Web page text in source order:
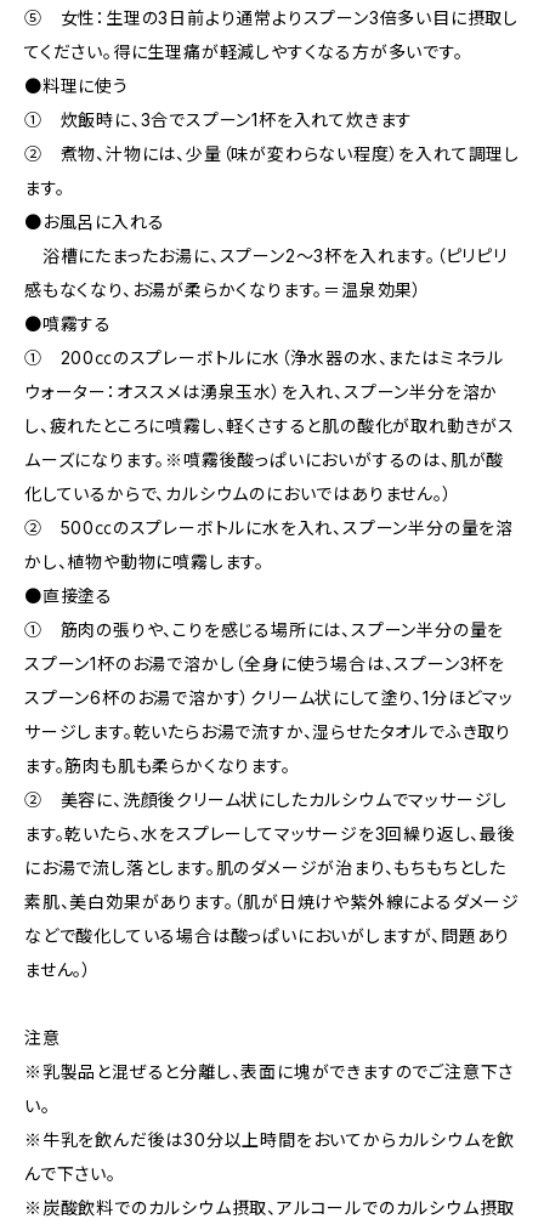
⑤ 女性：生理の3日前より通常よりスプーン3倍多い目に摂取し
てください。得に生理痛が軽減しやすくなる方が多いです。
●料理に使う
① 炊飯時に、3合でスプーン1杯を入れて炊きます
② 煮物、汁物には、少量（味が変わらない程度）を入れて調理し
ます。
●お風呂に入れる
浴槽にたまったお湯に、スプーン2〜3杯を入れます。（ピリピリ
感もなくなり、お湯が柔らかくなります。＝温泉効果）
●噴霧する
① 200㏄のスプレーボトルに水（浄水器の水、またはミネラル
ウォーター：オススメは湧泉玉水）を入れ、スプーン半分を溶か
し、疲れたところに噴霧し、軽くさすると肌の酸化が取れ動きがス
ムーズになります。※噴霧後酸っぱいにおいがするのは、肌が酸
化しているからで、カルシウムのにおいではありません。）
② 500㏄のスプレーボトルに水を入れ、スプーン半分の量を溶
かし、植物や動物に噴霧します。
●直接塗る
① 筋肉の張りや、こりを感じる場所には、スプーン半分の量を
スプーン1杯のお湯で溶かし（全身に使う場合は、スプーン3杯を
スプーン6杯のお湯で溶かす）クリーム状にして塗り、1分ほどマッ
サージします。乾いたらお湯で流すか、湿らせたタオルでふき取り
ます。筋肉も肌も柔らかくなります。
② 美容に、洗顔後クリーム状にしたカルシウムでマッサージし
ます。乾いたら、水をスプレーしてマッサージを3回繰り返し、最後
にお湯で流し落とします。肌のダメージが治まり、もちもちとした
素肌、美白効果があります。（肌が日焼けや紫外線によるダメージ
などで酸化している場合は酸っぱいにおいがしますが、問題あり
ません。）
注意
※乳製品と混ぜると分離し、表面に塊ができますのでご注意下さ
い。
※牛乳を飲んだ後は30分以上時間をおいてからカルシウムを飲
んで下さい。
※炭酸飲料でのカルシウム摂取、アルコールでのカルシウム摂取